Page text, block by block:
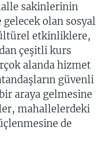
sakinlerinin
olan sosyal
etkinliklere,
çeşitli kurs
alanda hizmet
güvenli
araya gelmesine
mahallelerdeki
de